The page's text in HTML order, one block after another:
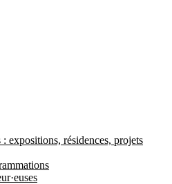
expositions, résidences, projets